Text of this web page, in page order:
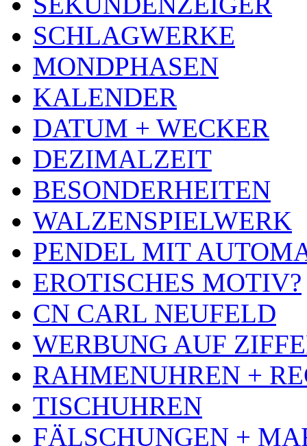
SCHLAGWERKE
MONDPHASEN
KALENDER
DATUM + WECKER
DEZIMALZEIT
BESONDERHEITEN
WALZENSPIELWERK
PENDEL MIT
EROTISCHES MOTIV?
CN CARL NEUFELD
WERBUNG AUF
RAHMENUHREN +
TISCHUHREN
FÄLSCHUNGEN +